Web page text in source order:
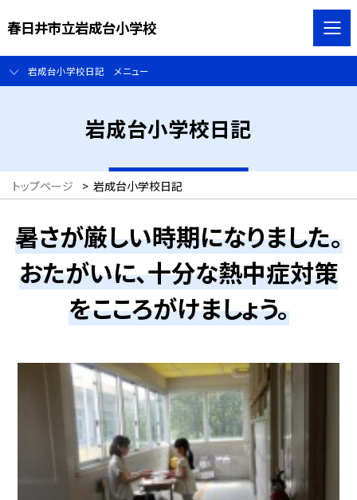
春日井市立岩成台小学校
岩成台小学校日記 メニュー
岩成台小学校日記
トップページ > 岩成台小学校日記
暑さが厳しい時期になりました。
おたがいに、十分な熱中症対策
をこころがけましょう。